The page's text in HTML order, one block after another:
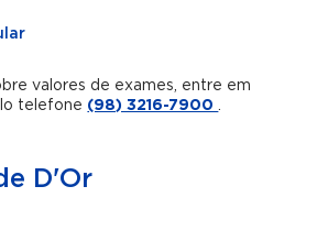
valores de exames, entre em
telefone (98) 3216-7900.
D'Or